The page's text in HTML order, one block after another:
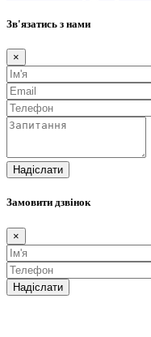
Зв'язатись з нами
×
Замовити дзвінок
×